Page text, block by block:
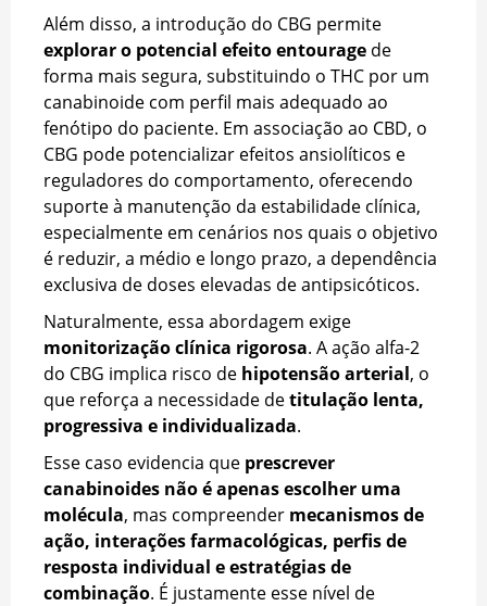
Além disso, a introdução do CBG permite
explorar o potencial efeito entourage de
forma mais segura, substituindo o THC por um
canabinoide com perfil mais adequado ao
fenótipo do paciente. Em associação ao CBD, o
CBG pode potencializar efeitos ansiolíticos e
reguladores do comportamento, oferecendo
suporte à manutenção da estabilidade clínica,
especialmente em cenários nos quais o objetivo
é reduzir, a médio e longo prazo, a dependência
exclusiva de doses elevadas de antipsicóticos.
Naturalmente, essa abordagem exige
monitorização clínica rigorosa. A ação alfa-2
do CBG implica risco de hipotensão arterial, o
que reforça a necessidade detitulação lenta,
progressiva e individualizada.
Esse caso evidencia que prescrever
canabinoides não é apenas escolher uma
molécula, mas compreender mecanismos de
ação, interações farmacológicas, perfis de
resposta individual e estratégias de
combinação. É justamente esse nível de